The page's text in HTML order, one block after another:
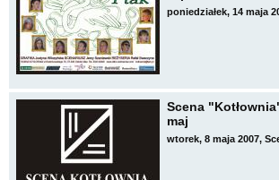
poniedziałek, 14 maja
Scena
maj
wtorek, 8 maja 2007,